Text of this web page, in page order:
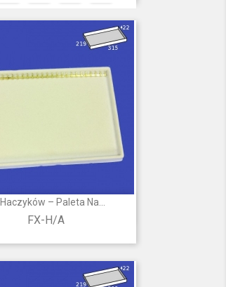
– Paleta Na...
FX-H/A
Szybki podgląd